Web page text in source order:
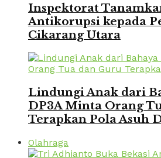
Inspektorat
Antikorupsi kepada
Cikarang Utara
Lindungi Anak dari
DP3A Minta Orang
Terapkan Pola Asuh
Olahraga